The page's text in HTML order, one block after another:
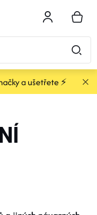
KOŠÍK
a ušetřete ⚡